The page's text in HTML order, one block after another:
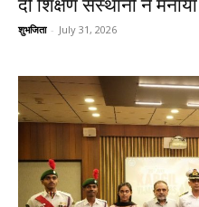
दो शिक्षण संस्थानों ने
शुभजिता - July 31, 2026